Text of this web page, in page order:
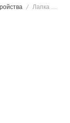
Лапка для сатиновых строчек Aurora AU-147, 7 мм.